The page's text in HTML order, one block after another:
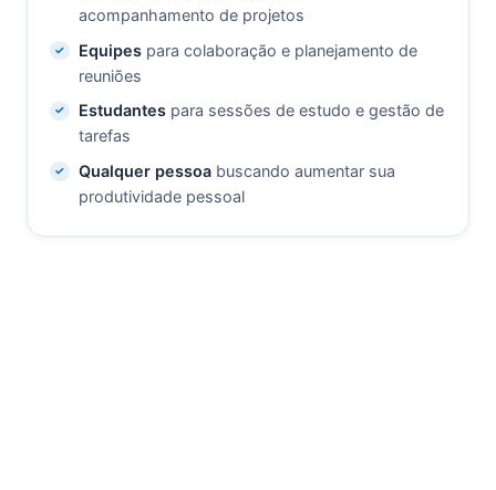
acompanhamento de projetos
Equipespara colaboração e planejamento de
reuniões
Estudantespara sessões de estudo e gestão de
tarefas
Qualquer pessoabuscando aumentar sua
produtividade pessoal